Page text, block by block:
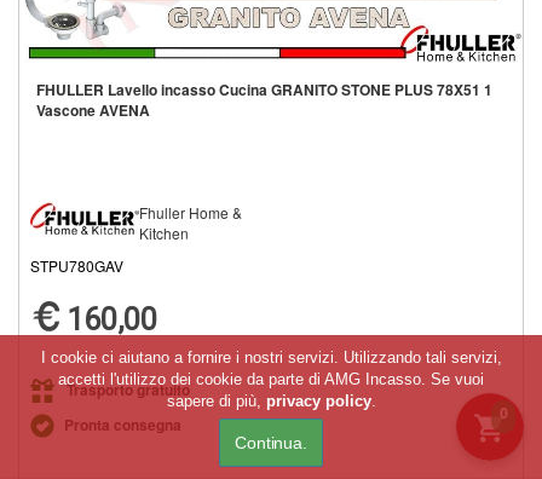
0
FHULLER Lavello incasso Cucina GRANITO STONE PLUS 78X51 1
Vascone AVENA
Fhuller Home &
Kitchen
STPU780GAV
160,00
Trasporto gratuito
Pronta consegna
I cookie ci aiutano a fornire i nostri servizi. Utilizzando tali servizi,
accetti l'utilizzo dei cookie da parte di AMG Incasso. Se vuoi
sapere di più, privacy policy.